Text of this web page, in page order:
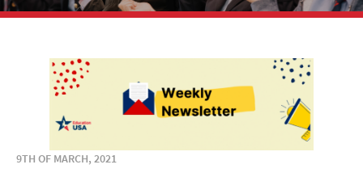
9TH OF MARCH, 2021